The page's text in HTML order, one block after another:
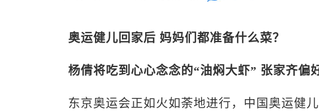
奥运健儿回家后 妈妈们都准备什么菜？
杨倩将吃到心心念念的“油焖大虾” 张家齐偏
东京奥运会正如火如荼地进行，中国奥运健儿